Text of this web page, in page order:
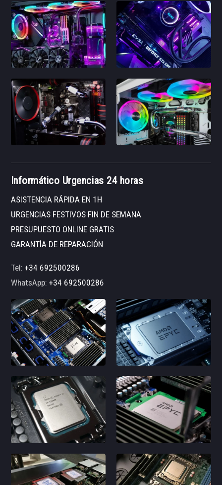
Informático Urgencias 24 horas
ASISTENCIA RÁPIDA EN 1H
URGENCIAS FESTIVOS FIN DE SEMANA
PRESUPUESTO ONLINE GRATIS
GARANTÍA DE REPARACIÓN
Tel:+34 692500286
WhatsApp:+34 692500286